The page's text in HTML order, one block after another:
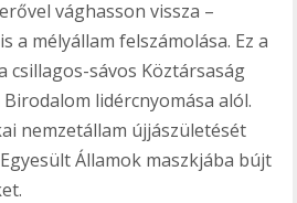
vághasson vissza –
a mélyállam felszámolása. Ez a
csillagos-sávos Köztársaság
lidércnyomása alól.
nemzetállam újjászületését
Államok maszkjába bújt